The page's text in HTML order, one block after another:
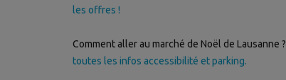
les offres !
Comment aller au marché de Noël de Lausanne ?
toutes les infos accessibilité et parking.